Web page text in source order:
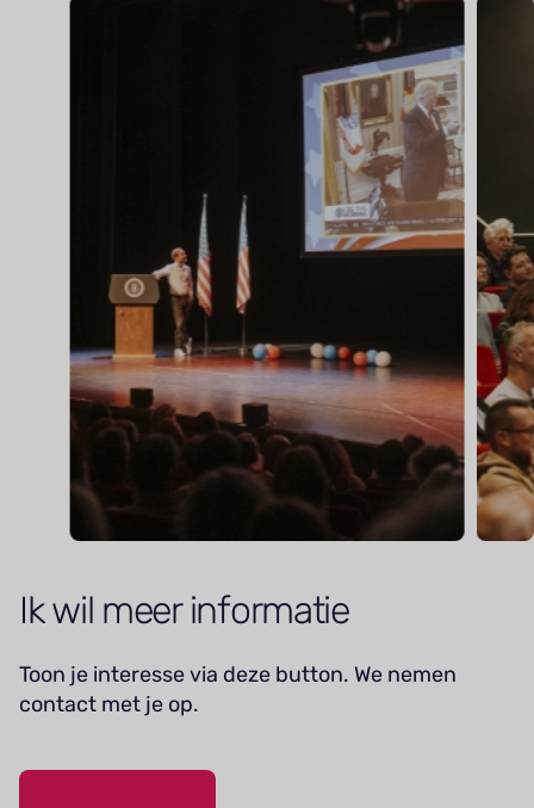
Ik wil meer informatie
Toon je interesse via deze button. We nemen
contact met je op.